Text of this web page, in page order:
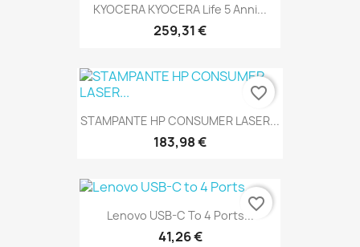
KYOCERA KYOCERA Life 5 Anni...
259,31 €
STAMPANTE HP CONSUMER LASER...
183,98 €
favorite_border
Lenovo USB-C To 4 Ports...
41,26 €
favorite_border